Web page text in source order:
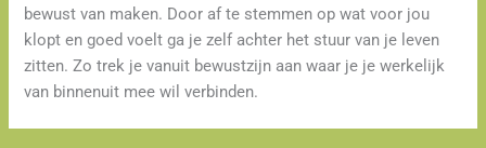
bewust van maken. Door af te stemmen op wat voor jou
klopt en goed voelt ga je zelf achter het stuur van je leven
zitten. Zo trek je vanuit bewustzijn aan waar je je werkelijk
van binnenuit mee wil verbinden.